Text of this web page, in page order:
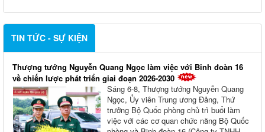
TIN TỨC - SỰ KIỆN
Thượng tướng Nguyễn Quang Ngọc làm việc với Binh đoàn 16
về chiến lược phát triển giai đoạn 2026-2030
Sáng 6-8, Thượng tướng Nguyễn Quang
Ngọc, Ủy viên Trung ương Đảng, Thứ
trưởng Bộ Quốc phòng chủ trì buổi làm
việc với các cơ quan chức năng Bộ Quốc